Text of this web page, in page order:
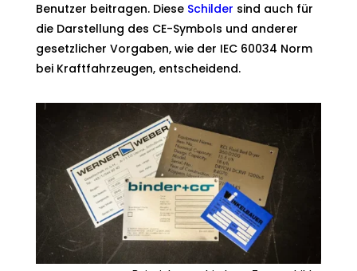
Benutzer beitragen. Diese Schilder sind auch für
die Darstellung des CE-Symbols und anderer
gesetzlicher Vorgaben, wie der IEC 60034 Norm
bei Kraftfahrzeugen, entscheidend.